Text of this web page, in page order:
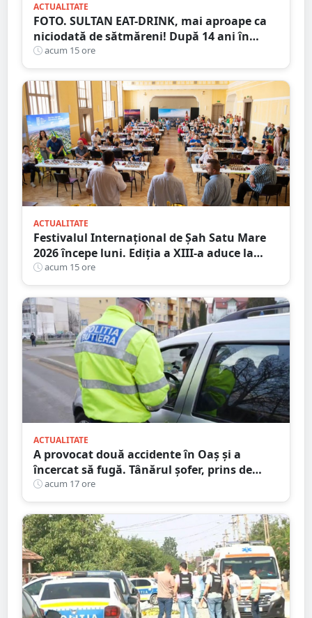
ACTUALITATE
FOTO. SULTAN EAT-DRINK, mai aproape ca
niciodată de sătmăreni! După 14 ani în
Micro 17, și-a deschis porțile în Shopping
City Satu Mare
acum 15 ore
ACTUALITATE
Festivalul Internațional de Șah Satu Mare
2026 începe luni. Ediția a XIII-a aduce la
start peste 120 de participanți și șahiști din
șase țări.
acum 15 ore
ACTUALITATE
A provocat două accidente în Oaș și a
încercat să fugă. Tânărul șofer, prins de
polițiștii sătmăreni. Încălcări grave ale
Codului Rutier
acum 17 ore